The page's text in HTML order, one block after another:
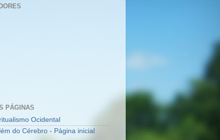
PÁGINAS
Ocidental
do Cérebro - Página inicial